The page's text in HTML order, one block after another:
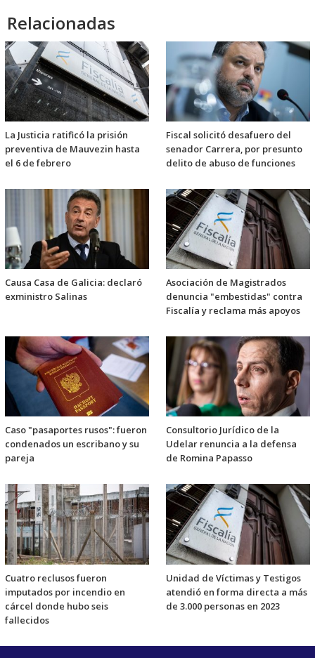
Relacionadas
La Justicia ratificó la prisión
preventiva de Mauvezin hasta
el 6 de febrero
Fiscal solicitó desafuero del
senador Carrera, por presunto
delito de abuso de funciones
Causa Casa de Galicia: declaró
exministro Salinas
Asociación de Magistrados
denuncia "embestidas" contra
Fiscalía y reclama más apoyos
Caso "pasaportes rusos": fueron
condenados un escribano y su
pareja
Consultorio Jurídico de la
Udelar renuncia a la defensa
de Romina Papasso
Cuatro reclusos fueron
imputados por incendio en
cárcel donde hubo seis
fallecidos
Unidad de Víctimas y Testigos
atendió en forma directa a más
de 3.000 personas en 2023